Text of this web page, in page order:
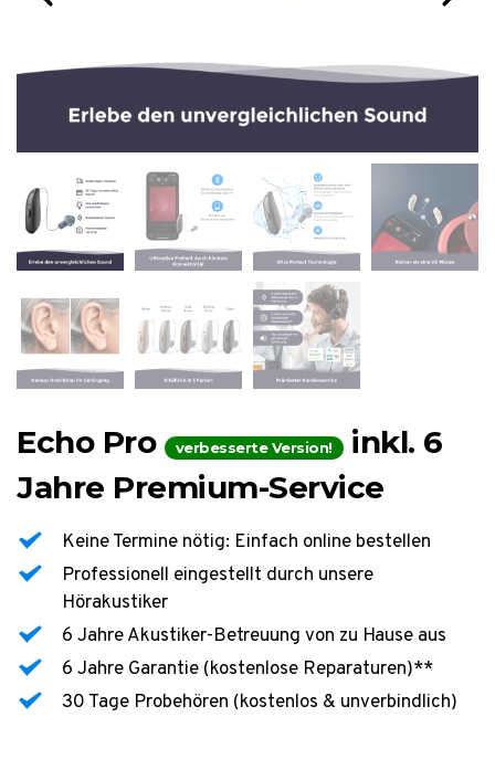
Echo Pro verbesserte Version!
inkl. 6
Jahre Premium-Service
Keine Termine nötig: Einfach online bestellen
Professionell eingestellt durch unsere
Hörakustiker
6 Jahre Akustiker-Betreuung von zu Hause aus
6 Jahre Garantie (kostenlose Reparaturen)**
30 Tage Probehören (kostenlos & unverbindlich)